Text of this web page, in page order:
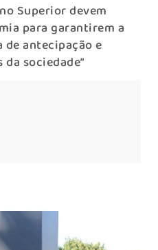
Superior devem
para garantirem a
antecipação e
sociedade”